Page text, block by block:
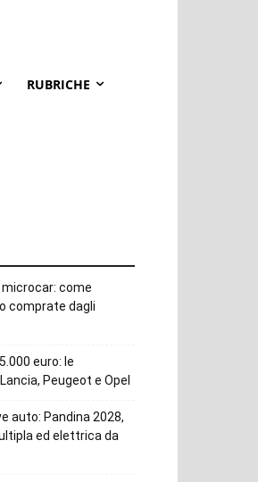
RUBRICHE
come
comprate dagli
euro: le
Peugeot e Opel
auto: Pandina 2028,
ed elettrica da